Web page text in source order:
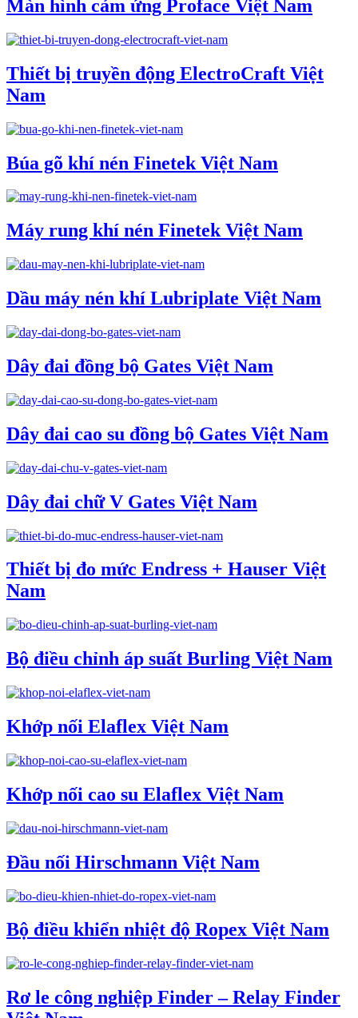
Màn hình cảm ứng Proface Việt Nam
Thiết bị truyền động ElectroCraft Việt
Nam
Búa gõ khí nén Finetek Việt Nam
Máy rung khí nén Finetek Việt Nam
Dầu máy nén khí Lubriplate Việt Nam
Dây đai đồng bộ Gates Việt Nam
Dây đai cao su đồng bộ Gates Việt Nam
Dây đai chữ V Gates Việt Nam
Thiết bị đo mức Endress + Hauser Việt
Nam
Bộ điều chỉnh áp suất Burling Việt Nam
Khớp nối Elaflex Việt Nam
Khớp nối cao su Elaflex Việt Nam
Đầu nối Hirschmann Việt Nam
Bộ điều khiển nhiệt độ Ropex Việt Nam
Rơ le công nghiệp Finder – Relay Finder